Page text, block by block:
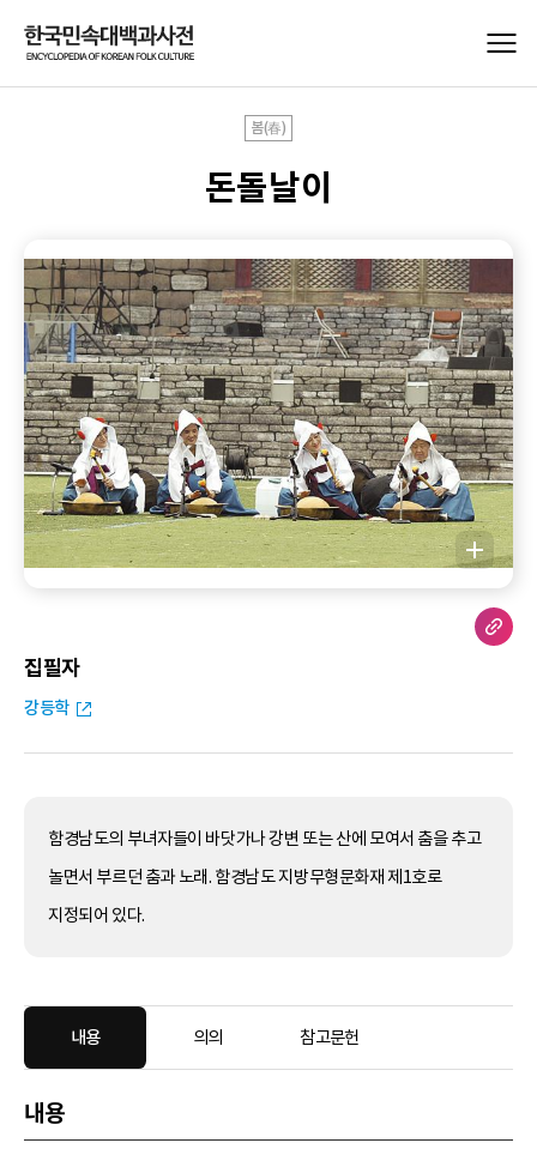
봄(春)
돈돌날이
집필자
강등학
함경남도의 부녀자들이 바닷가나 강변 또는 산에 모여서 춤을 추고
놀면서 부르던 춤과 노래. 함경남도 지방무형문화재 제1호로
지정되어 있다.
내용 의의 참고문헌
내용